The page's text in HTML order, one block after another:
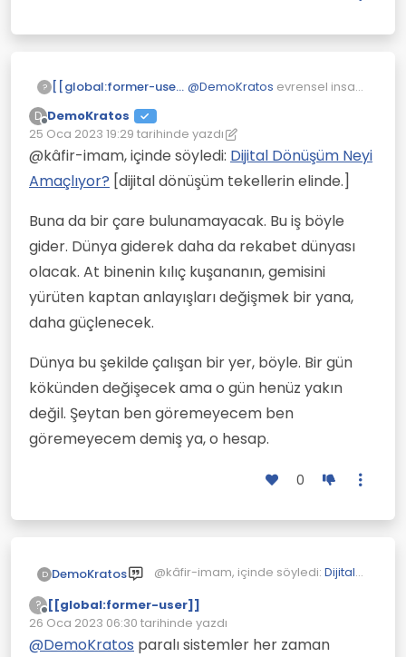
? [[global:former-user]] @DemoKratos evrensel insan
elinde.
D
Çevrimdışı
DemoKratos
25 Oca 2023 19:29 tarihinde yazdı
Son düzenleyen: DemoKratos
@kâfir-imam, içinde söyledi: Dijital Dönüşüm Neyi
Amaçlıyor? [dijital dönüşüm tekellerin elinde.]
Buna da bir çare bulunamayacak. Bu iş böyle
gider. Dünya giderek daha da rekabet dünyası
olacak. At binenin kılıç kuşananın, gemisini
yürüten kaptan anlayışları değişmek bir yana,
daha güçlenecek.
Dünya bu şekilde çalışan bir yer, böyle. Bir gün
kökünden değişecek ama o gün henüz yakın
değil. Şeytan ben göremeyecem ben
göremeyecem demiş ya, o hesap.
0
D DemoKratos @kâfir-imam, içinde söyledi: Dijital
dönüşüm tekellerin elinde.]
Buna da bir çare bulunamayacak.
Bu iş böyle gider. Dünya giderek
daha da rekabet dünyası olacak. At
Dünya bu şekilde çalışan bir yer,
?
Çevrimdışı
[[global:former-user]]
26 Oca 2023 06:30 tarihinde yazdı
Son düzenleyen:
@DemoKratos paralı sistemler her zaman